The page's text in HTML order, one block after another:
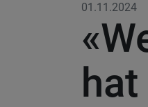
01.11.2024